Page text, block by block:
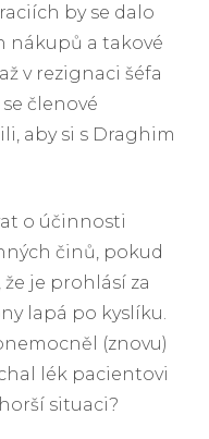
by se dalo
nákupů a takové
v rezignaci šéfa
členové
aby si s Draghim
o účinnosti
činů, pokud
je prohlásí za
lapá po kyslíku.
(znovu)
lék pacientovi
situaci?